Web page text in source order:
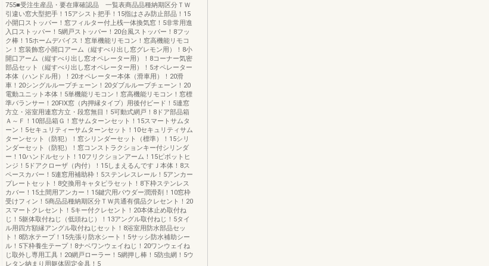
755■受注生産品・要在庫確認品 一覧表商品品種納期区分ＴＷ
引違い窓大型把手！15アシスト把手！15指はさみ防止部品！15
小開口ストッパー！窓フィルター付上桟一体換気窓！5非常用進
入口ストッパー！5網戸ストッパー！20台風ストッパー！8フッ
ク棒！15ホームデバイス！窓単機能リモコン！窓高機能リモコ
ン！窓装飾窓小開口アーム（縦すべり出し窓グレモン用）！8小
開口アーム（縦すべり出し窓オペレーター用）！8コーナー気密
部品セット（縦すべり出し窓オペレーター用）！5オペレーター
本体（ハンドル用）！20オペレーター本体（滑車用）！20滑
車！20シングルループチェーン！20ダブルループチェーン！20
電動ユニット本体！5単機能リモコン！窓高機能リモコン！窓標
準バランサー！20FIX窓（内押縁タイプ）用後付ビード！5連窓
方立・浴室用連窓方立・段窓無目！5可動式網戸！8ドア部品箱
Ａ～Ｆ！10部品箱Ｇ！窓サムターンセット！15スマートサムタ
ーン！5セキュリティーサムターンセット！10セキュリティサム
ターンセット（防犯）！窓シリンダーセット（標準）！15シリ
ンダーセット（防犯）！窓コンストラクションキー付シリンダ
ー！10ハンドルセット！10フリクションアーム！15ピボットヒ
ンジ！5ドアクローザ（内付）！15しまえるんですＪ本体！8ス
ペースカバー！5連窓用補助枠！5ステンレスレール！5アンカー
プレートセット！8交換用キャタピラセット！8下枠ステンレス
カバー！15土間用アンカー！15鍵穴用パウダー潤滑剤！10窓枠
受けフィン！5商品品種納期区分ＴＷ共通有償品クレセント！20
スマートクレセント！5キー付クレセント！20本体止め取付ね
じ！5躯体取付ねじ（低頭ねじ）！13アングル取付ねじ！5タイ
ル用四方額縁アングル取付ねじセット！8浴室用防水部品セッ
ト！8防水テープ！15先張り防水シート！5サッシ防水補助シー
ル！5下枠養生テープ！8ナベワンウェイねじ！20ワンウェイね
じ取外し専用工具！20網戸ローラー！5網押し棒！5防虫網！5ウ
レタン納まり用躯体固定金具！5